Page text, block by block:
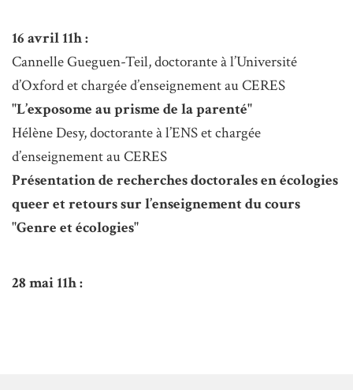
16 avril 11h :
Cannelle Gueguen-Teil, doctorante à l’Université
d’Oxford et chargée d’enseignement au CERES
"L’exposome au prisme de la parenté"
Hélène Desy, doctorante à l’ENS et chargée
d’enseignement au CERES
Présentation de recherches doctorales en écologies
queer et retours sur l’enseignement du cours
"Genre et écologies"
28 mai 11h :